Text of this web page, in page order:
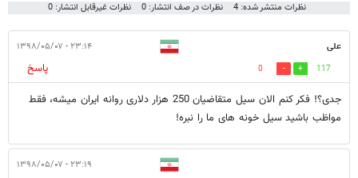
نظرات منتشر شده: 4 نظرات در صف انتشار: 0 نظرات غیرقابل انتشار: 0
علی ۲۳:۱۴ - ۱۳۹۸/۰۵/۰۷
117
0
پاسخ
جدی؟! فکر کنم الان سیل متقاضیان 250 هزار دلاری روانه ایران میشه، فقط
مواظب باشید سیل خونه های ما را نبره!
۲۳:۱۹ - ۱۳۹۸/۰۵/۰۷